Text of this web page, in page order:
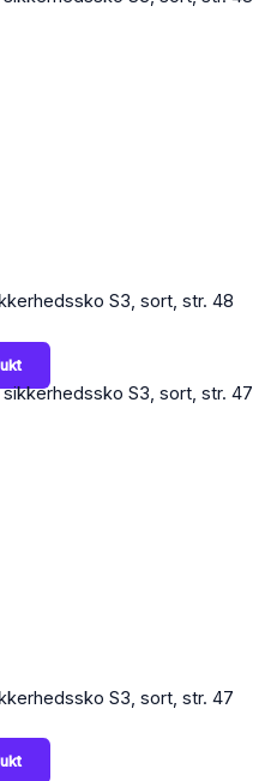
S3, sort, str. 48
S3, sort, str. 47